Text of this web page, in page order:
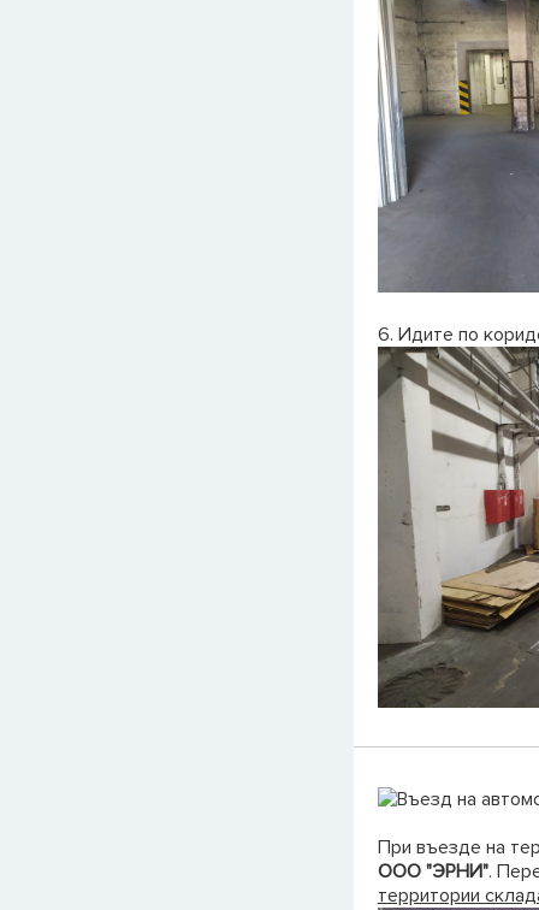
6. Идите по
При въезде на
ООО "ЭРНИ".
территории